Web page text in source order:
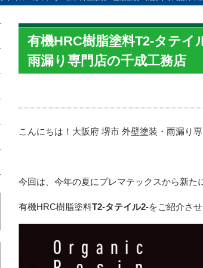
有機HRC樹脂塗料T2‐タテ
雨漏り専門店の千成工務店
こんにちは！大阪府 堺市 外壁塗装・雨漏り
今回は、今年の夏にプレマテックスから新た
有機HRC樹脂塗料T2‐タテイル2‐をご紹介さ